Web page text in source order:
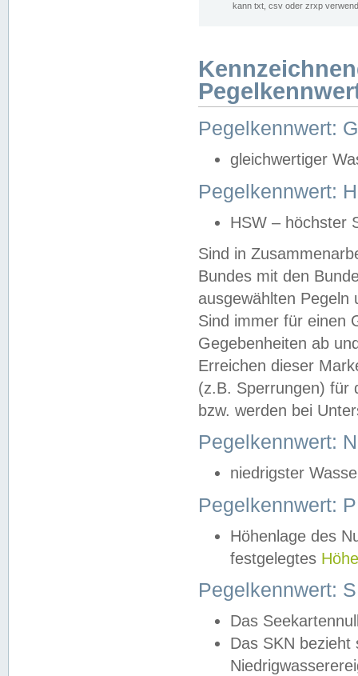
kann txt, csv oder zrxp
Pegelkennwert:
gleichwertiger
Pegelkennwert:
HSW – höchster
Sind in
Bundes mit den
ausgewählten
Sind immer für einen
Gegebenheiten ab
Erreichen dieser
(z.B. Sperrungen) für
bzw. werden bei
Pegelkennwert:
niedrigster
Pegelkennwert:
Höhenlage des
festgelegtes
Pegelkennwert:
Das
Das SKN